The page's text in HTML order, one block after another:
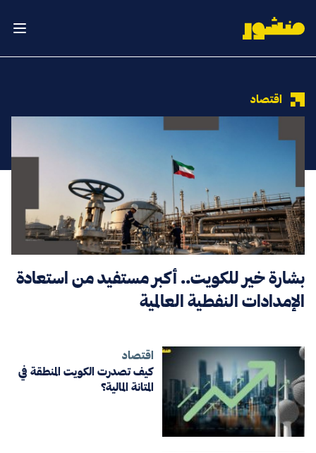
الصفحة الرئيسية
فتح
اقتصاد
بشارة خير للكويت.. أكبر مستفيد من استعادة
الإمدادات النفطية العالمية
اقتصاد
كيف تصدرت الكويت المنطقة في
المتانة المالية؟